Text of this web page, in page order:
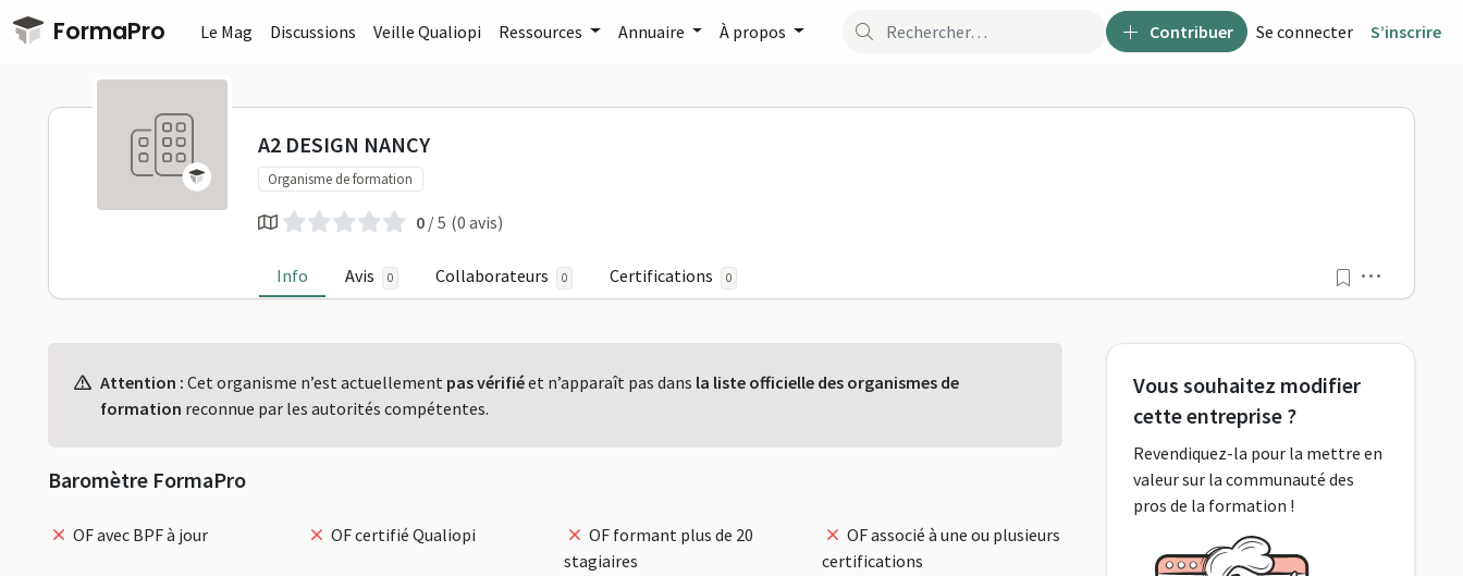
Passer au contenu principal
FormaPro Contribuer Se connecter S’inscrire
Le Mag Discussions Veille Qualiopi Ressources Annuaire À propos
A2 DESIGN NANCY sur FormaPro
A2 DESIGN NANCY
Organisme de formation
0 / 5 (0 avis)
Info Avis 0 Collaborateurs 0 Certifications 0
ProfilAttention : Cet organisme n’est actuellement pas vérifiéet n’apparaît pas dans la liste officielle des organismes de
formation reconnue par les autorités compétentes.
Baromètre FormaPro
OF avec BPF à jour OF certifié Qualiopi
OF formant plus de 20
stagiaires
OF associé à une ou plusieurs
certifications
Vous souhaitez modifier
cette entreprise ?
Revendiquez-la pour la mettre en
valeur sur la communauté des
pros de la formation !